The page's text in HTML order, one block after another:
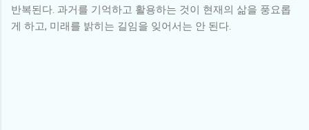
반복된다. 과거를 기억하고 활용하는 것이 현재의 삶을 풍요롭
게 하고, 미래를 밝히는 길임을 잊어서는 안 된다.